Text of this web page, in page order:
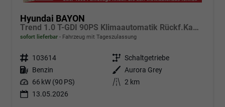
Hyundai BAYON
Trend 1.0 T-GDI 90PS Klimaautomatik Rückf.Kamera Parksensoren Sitzheizung Lenkradheizung Bluetooth Touchscreen Tempomat Apple CarPlay + Android Auto 16"LM
sofort lieferbar Fahrzeug mit Tageszulassung
Fahrzeugnr. 103614 Getriebe Schaltgetriebe
Kraftstoff Benzin Außenfarbe Aurora Grey
Leistung 66 kW (90 PS) Kilometerstand 2 km
13.05.2026